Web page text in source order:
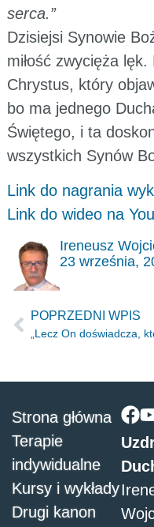
serca.”
Dzisiejsi Synowie
miłość zwycięża lęk.
Chrystus, który
bo ma jednego
Świętego, i ta
wszystkich Synów
Link do nagrania
Link do wideo na
Ireneusz
23 września,
POPRZEDNI WPIS
Strona główna
Terapie
indywidualne
Kursy i wykłady
Drugi kanon